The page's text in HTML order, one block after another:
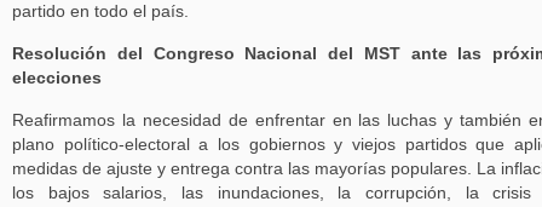
partido en todo el país.
Resolución del Congreso Nacional del MST ante las
elecciones
Reafirmamos la necesidad de enfrentar en las luchas y también
plano político-electoral a los gobiernos y viejos partidos que
medidas de ajuste y entrega contra las mayorías populares. La
los bajos salarios, las inundaciones, la corrupción, la crisis